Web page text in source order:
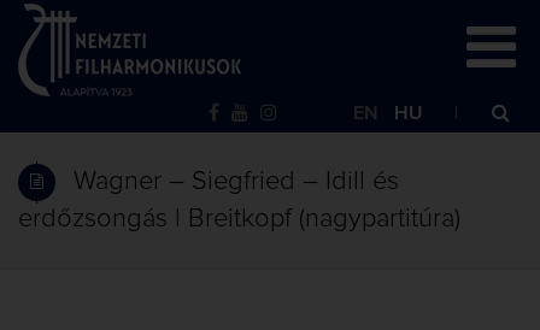
EN HU
Wagner – Siegfried – Idill és
erdőzsongás | Breitkopf (nagypartitúra)